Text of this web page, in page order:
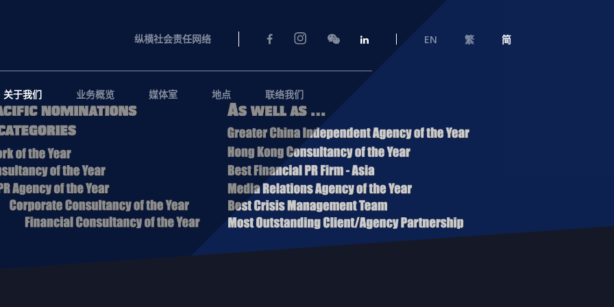
纵横社会责任网络 EN 繁 简
关于我们 业务概览 媒体室 地点 联络我们